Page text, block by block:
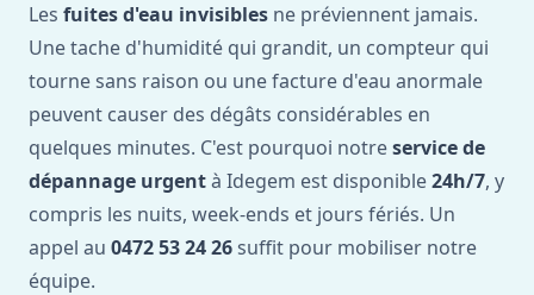
Les fuites d'eau invisibles ne préviennent jamais.
Une tache d'humidité qui grandit, un compteur qui
tourne sans raison ou une facture d'eau anormale
peuvent causer des dégâts considérables en
quelques minutes. C'est pourquoi notreservice de
dépannage urgentà Idegem est disponible24h/7, y
compris les nuits, week-ends et jours fériés. Un
appel au 0472 53 24 26 suffit pour mobiliser notre
équipe.